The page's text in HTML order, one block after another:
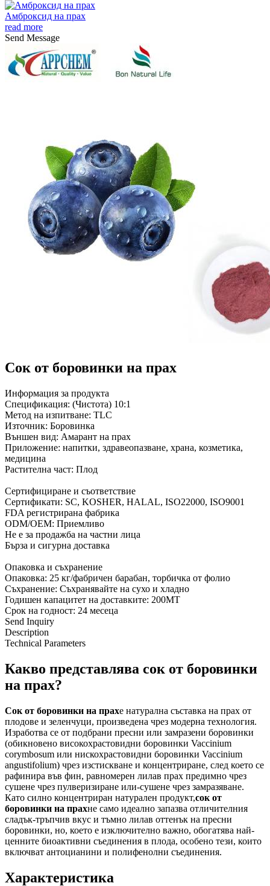
Амброксид на прах
read more
Send Message
Сок от боровинки на прах
Информация за продукта
Спецификация: (Чистота) 10:1
Метод на изпитване: TLC
Източник: Боровинка
Външен вид: Амарант на прах
Приложение: напитки, здравеопазване, храна, козметика,
медицина
Растителна част: Плод
Сертифициране и съответствие
Сертификати: SC, KOSHER, HALAL, ISO22000, ISO9001
FDA регистрирана фабрика
ODM/OEM: Приемливо
Не е за продажба на частни лица
Бърза и сигурна доставка
Опаковка и съхранение
Опаковка: 25 кг/фабричен барабан, торбичка от фолио
Съхранение: Съхранявайте на сухо и хладно
Годишен капацитет на доставките: 200MT
Срок на годност: 24 месеца
Send Inquiry
Description
Technical Parameters
Какво представлява сок от боровинки
на прах?
Сок от боровинки на прахе натурална съставка на прах от
плодове и зеленчуци, произведена чрез модерна технология.
Изработва се от подбрани пресни или замразени боровинки
(обикновено високохрастовидни боровинки Vaccinium
corymbosum или нискохрастовидни боровинки Vaccinium
angustifolium) чрез изстискване и концентриране, след което се
рафинира във фин, равномерен лилав прах предимно чрез
сушене чрез пулверизиране или-сушене чрез замразяване.
Като силно концентриран натурален продукт,сок от
боровинки на прахне само идеално запазва отличителния
сладък-тръпчив вкус и тъмно лилав оттенък на пресни
боровинки, но, което е изключително важно, обогатява най-
ценните биоактивни съединения в плода, особено тези, които
включват антоцианини и полифенолни съединения.
Характеристика